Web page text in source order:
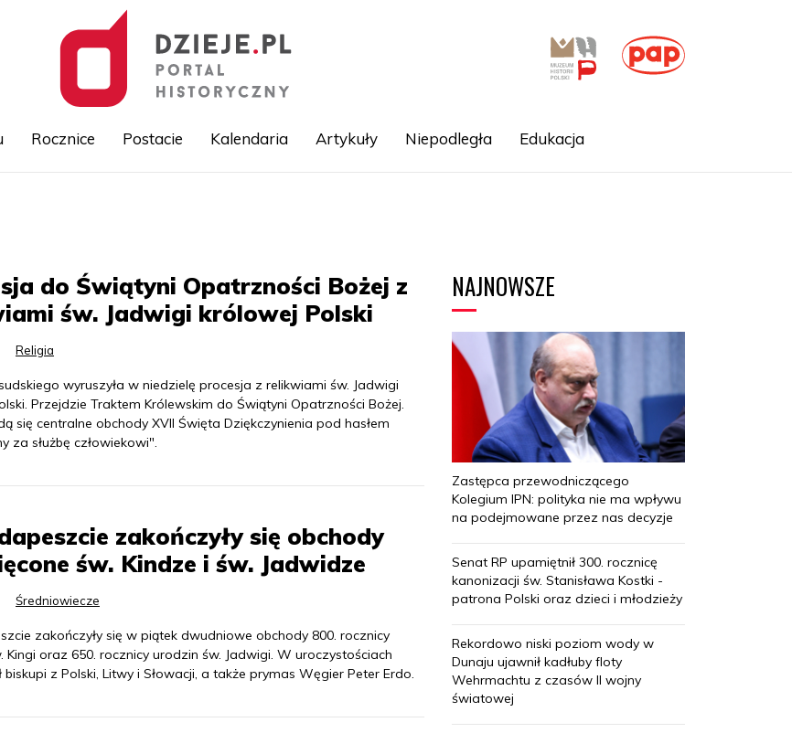
Rocznice Postacie Kalendaria Artykuły Niepodległa Edukacja
do Świątyni Opatrzności Bożej z
św. Jadwigi królowej Polski
Religia
wyruszyła w niedzielę procesja z relikwiami św. Jadwigi
Przejdzie Traktem Królewskim do Świątyni Opatrzności Bożej.
się centralne obchody XVII Święta Dziękczynienia pod hasłem
za służbę człowiekowi".
zakończyły się obchody
św. Kindze i św. Jadwidze
Średniowiecze
zakończyły się w piątek dwudniowe obchody 800. rocznicy
Kingi oraz 650. rocznicy urodzin św. Jadwigi. W uroczystościach
biskupi z Polski, Litwy i Słowacji, a także prymas Węgier Peter Erdo.
NAJNOWSZE
Zastępca przewodniczącego
Kolegium IPN: polityka nie ma wpływu
na podejmowane przez nas decyzje
Senat RP upamiętnił 300. rocznicę
kanonizacji św. Stanisława Kostki -
patrona Polski oraz dzieci i młodzieży
Rekordowo niski poziom wody w
Dunaju ujawnił kadłuby floty
Wehrmachtu z czasów II wojny
światowej